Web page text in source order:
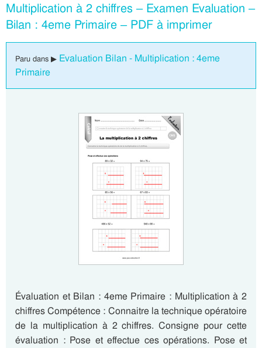
Multiplication à 2 chiffres – Examen Evaluation –
Bilan : 4eme Primaire – PDF à imprimer
Paru dans ▶ Evaluation Bilan - Multiplication : 4eme
Primaire
Évaluation et Bilan : 4eme Primaire : Multiplication à 2
chiffres Compétence : Connaitre la technique opératoire
de la multiplication à 2 chiffres. Consigne pour cette
évaluation : Pose et effectue ces opérations. Pose et